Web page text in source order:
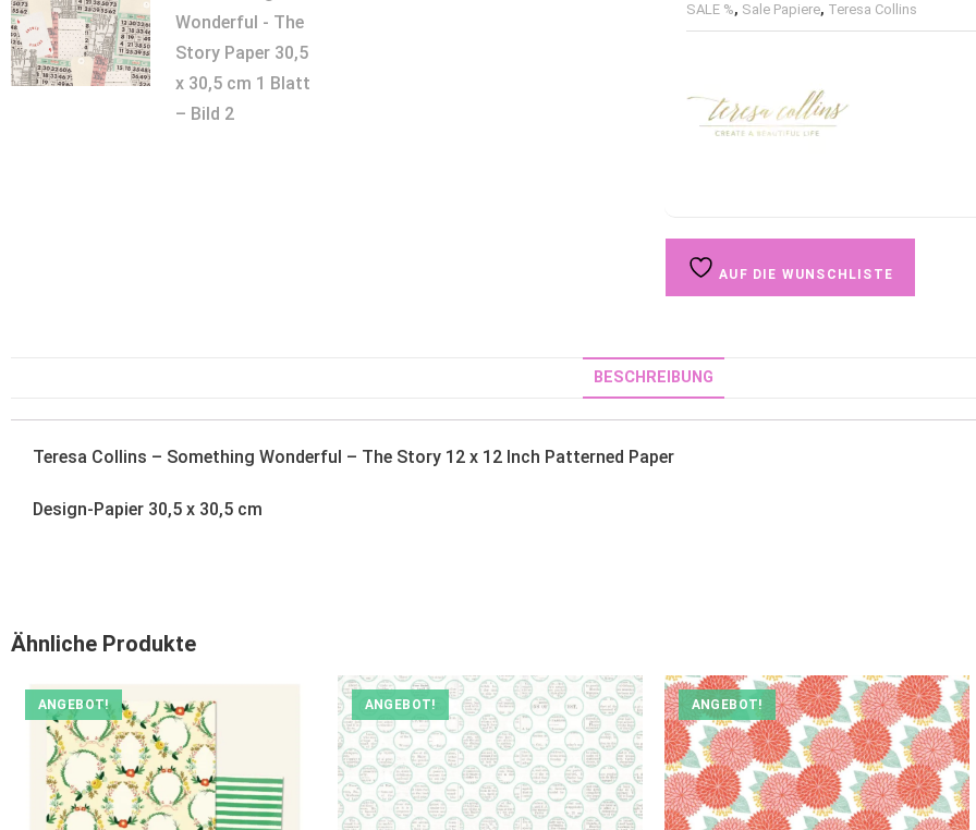
SALE %, Sale Papiere, Teresa Collins
AUF DIE WUNSCHLISTE
BESCHREIBUNG
Teresa Collins – Something Wonderful – The Story 12 x 12 Inch Patterned Paper
Design-Papier 30,5 x 30,5 cm
Ähnliche Produkte
ANGEBOT! ANGEBOT! ANGEBOT!